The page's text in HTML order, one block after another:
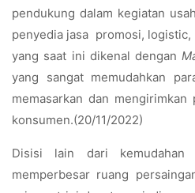
pendukung dalam kegiatan
penyedia jasa promosi,
yang saat ini dikenal dengan
yang sangat memudahkan
memasarkan dan
konsumen.(20/11/2022)
Disisi lain dari
memperbesar ruang